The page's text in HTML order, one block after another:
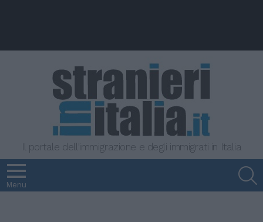
Il portale dell'immigrazione e degli immigrati in Italia
Menu